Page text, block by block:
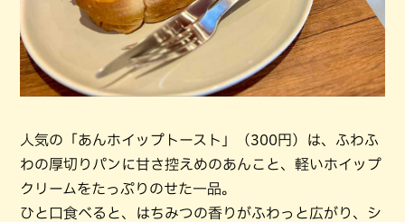
人気の「あんホイップトースト」（300円）は、ふわふ
わの厚切りパンに甘さ控えめのあんこと、軽いホイップ
クリームをたっぷりのせた一品。
ひと口食べると、はちみつの香りがふわっと広がり、シ